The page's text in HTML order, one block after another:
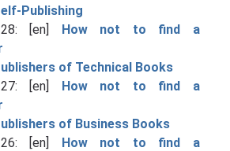
Publishing
28: [en] How not to find a
of Technical Books
27: [en] How not to find a
of Business Books
26: [en] How not to find a